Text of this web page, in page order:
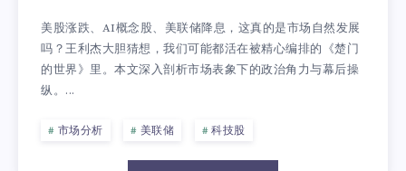
美股涨跌、AI概念股、美联储降息，这真的是市场自然发展
吗？王利杰大胆猜想，我们可能都活在被精心编排的《楚门
的世界》里。本文深入剖析市场表象下的政治角力与幕后操
纵。...
市场分析 美联储 科技股